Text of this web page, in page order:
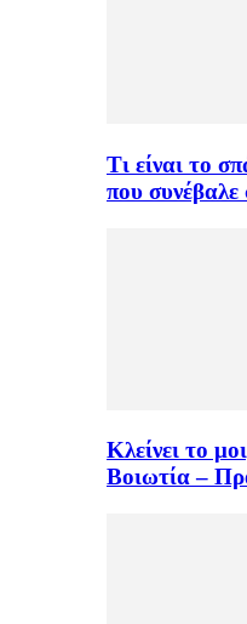
Τι είναι το
που
Κλείνει το
Βοιωτία –